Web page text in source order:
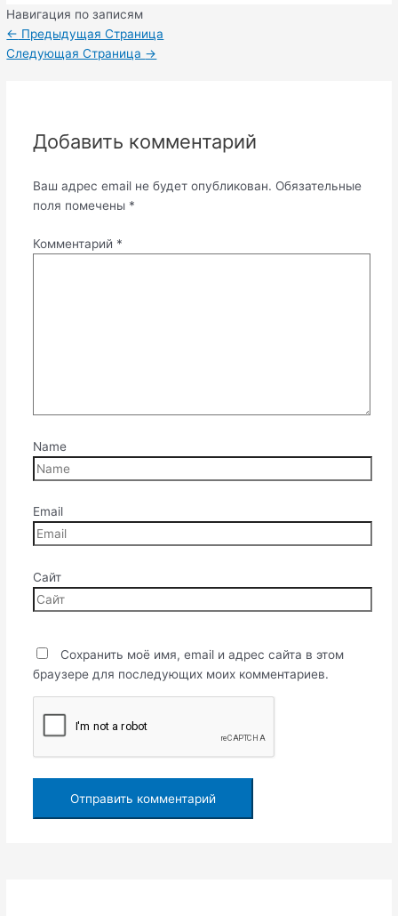
Навигация по записям
← Предыдущая Страница
Следующая Страница →
Добавить комментарий
Ваш адрес email не будет опубликован. Обязательные
поля помечены *
Комментарий *
Name
Email
Сайт
Сохранить моё имя, email и адрес сайта в этом
браузере для последующих моих комментариев.